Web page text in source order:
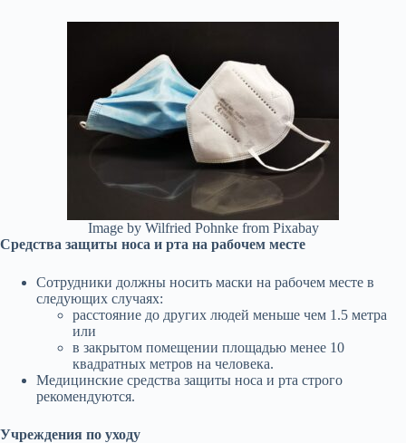
Image by Wilfried Pohnke from Pixabay
Средства защиты носа и рта на рабочем месте
Сотрудники должны носить маски на рабочем месте в
следующих случаях:
расстояние до других людей меньше чем 1.5 метра
или
в закрытом помещении площадью менее 10
квадратных метров на человека.
Медицинские средства защиты носа и рта строго
рекомендуются.
Учреждения по уходу